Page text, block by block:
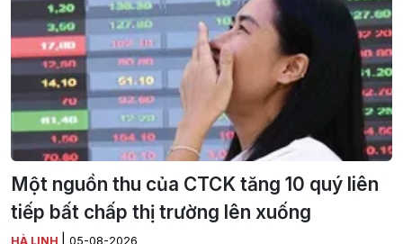
Một nguồn thu của CTCK tăng 10 quý liên
tiếp bất chấp thị trường lên xuống
HÀ LINH 05-08-2026